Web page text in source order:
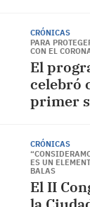
CRÓNICAS
PARA
CON EL
El
celebró
primer
CRÓNICAS
ES UN
BALAS
El II